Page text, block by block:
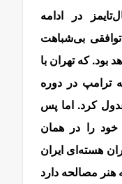
در ادامه
بی‌شباهت
سال ۲۰۱۵ نخواهد بود. که تهران با
ترامپ در دوره
کرد. اما پس
را در همان
هسته‌ای ایران